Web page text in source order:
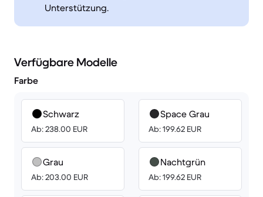
Unterstützung.
Verfügbare Modelle
Farbe
Schwarz
Ab: 238.00 EUR
Grau
Ab: 203.00 EUR
Space Grau
Ab: 199.62 EUR
Nachtgrün
Ab: 199.62 EUR